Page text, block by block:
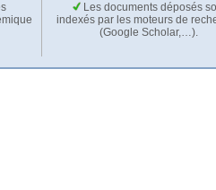
Les documents déposés
indexés par les moteurs de
(Google Scholar,…).